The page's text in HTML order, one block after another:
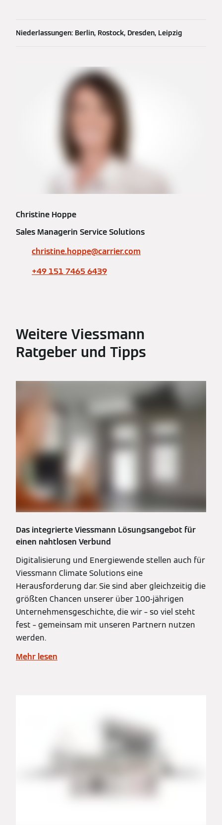
Niederlassungen: Berlin, Rostock, Dresden, Leipzig
Christine Hoppe
Sales Managerin Service Solutions
christine.hoppe@carrier.com
+49 151 7465 6439
Weitere Viessmann
Ratgeber und Tipps
Das integrierte Viessmann Lösungsangebot für
einen nahtlosen Verbund
Digitalisierung und Energiewende stellen auch für
Viessmann Climate Solutions eine
Herausforderung dar. Sie sind aber gleichzeitig die
größten Chancen unserer über 100-jährigen
Unternehmensgeschichte, die wir – so viel steht
fest – gemeinsam mit unseren Partnern nutzen
werden.
Mehr lesen